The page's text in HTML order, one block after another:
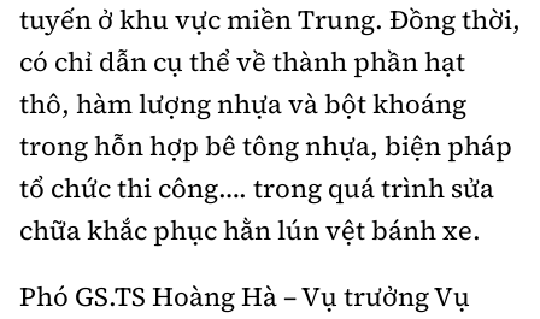
tuyến ở khu vực miền Trung. Đồng thời,
có chỉ dẫn cụ thể về thành phần hạt
thô, hàm lượng nhựa và bột khoáng
trong hỗn hợp bê tông nhựa, biện pháp
tổ chức thi công…. trong quá trình sửa
chữa khắc phục hằn lún vệt bánh xe.
Phó GS.TS Hoàng Hà – Vụ trưởng Vụ